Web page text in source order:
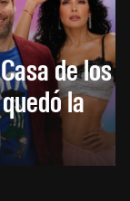
de los
la